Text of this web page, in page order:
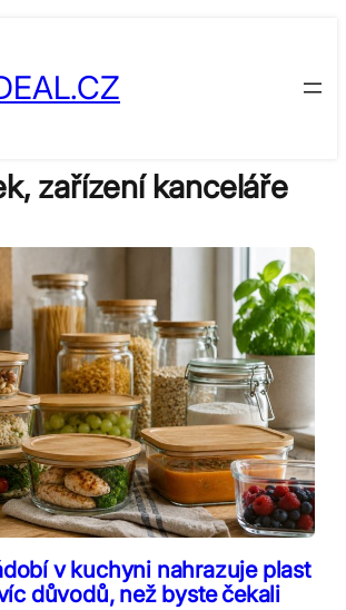
zařízení kanceláře
v kuchyni nahrazuje plast
důvodů, než byste čekali